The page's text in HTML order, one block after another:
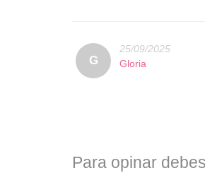
G
25/09/2025
Gloria
Para opinar